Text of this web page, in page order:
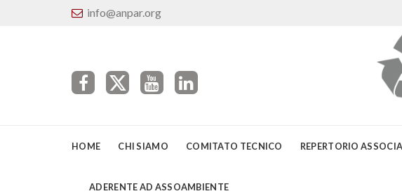
info@anpar.org
HOME CHI SIAMO COMITATO TECNICO REPERTORIO
ADERENTE AD ASSOAMBIENTE